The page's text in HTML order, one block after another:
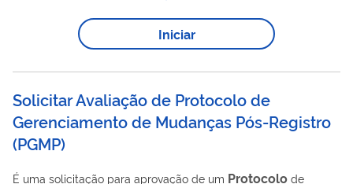
Iniciar
Solicitar Avaliação de Protocolo de
Gerenciamento de Mudanças Pós-Registro
(PGMP)
É uma solicitação para aprovação de um Protocolo de